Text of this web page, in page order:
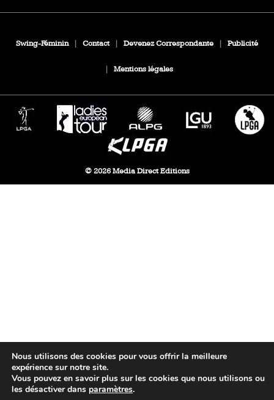
Swing-Féminin | Contact | Devenez Correspondante | Publicité
| Mentions légales
© 2026 Media Direct Editions
Nous utilisons des cookies pour vous offrir la meilleure
expérience sur notre site.
Vous pouvez en savoir plus sur les cookies que nous utilisons ou
les désactiver dans paramètres.